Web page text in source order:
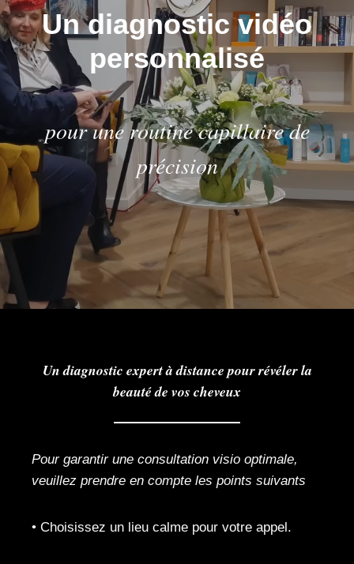
Un diagnostic vidéo
personnalisé
pour une routine capillaire de
précision
Un diagnostic expert à distance pour révéler la
beauté de vos cheveux
Pour garantir une consultation visio optimale,
veuillez prendre en compte les points suivants
• Choisissez un lieu calme pour votre appel.